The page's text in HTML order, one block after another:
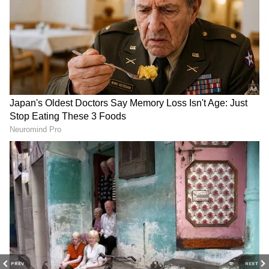
PREV NEXT
DOWNLOAD APP